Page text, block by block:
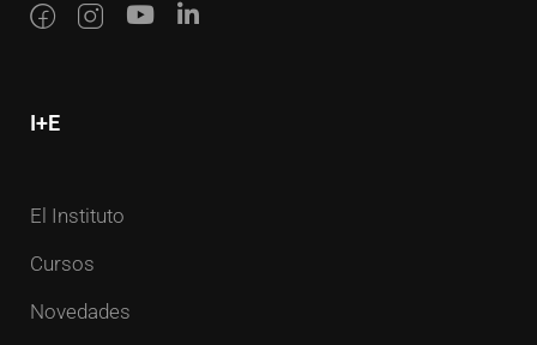
I+E
El Instituto
Cursos
Novedades